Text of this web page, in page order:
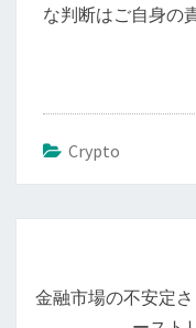
な判断はご自身の
Crypto
ナ金融市場の不安定